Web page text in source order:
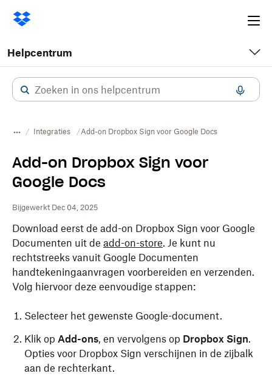
Helpcentrum
Integraties Add-on Dropbox Sign voor Google Docs
Add-on Dropbox Sign voor
Google Docs
Bijgewerkt Dec 04, 2025
Download eerst de add-on Dropbox Sign voor Google
Documenten uit de add-on-store. Je kunt nu
rechtstreeks vanuit Google Documenten
handtekeningaanvragen voorbereiden en verzenden.
Volg hiervoor deze eenvoudige stappen:
Selecteer het gewenste Google-document.
Klik op Add-ons, en vervolgens op Dropbox Sign.
Opties voor Dropbox Sign verschijnen in de zijbalk
aan de rechterkant.